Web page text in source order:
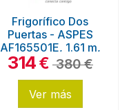
Frigorífico Dos
Puertas - ASPES
AF165501E, 1.61 m,
Eficiencia E
314€ 380 €
Ver más